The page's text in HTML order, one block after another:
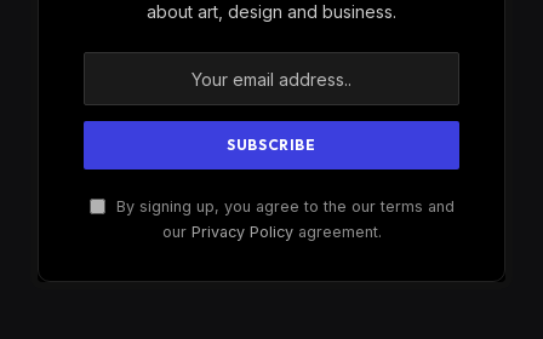
about art, design and business.
By signing up, you agree to the our terms and
our Privacy Policyagreement.